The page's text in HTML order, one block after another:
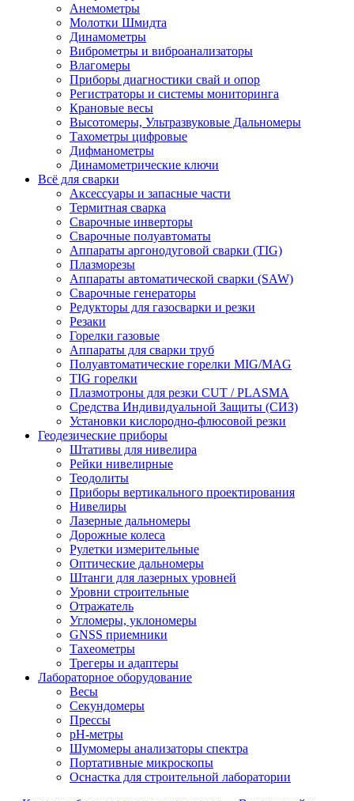
Анемометры
Молотки Шмидта
Динамометры
Виброметры и виброанализаторы
Влагомеры
Приборы диагностики свай и опор
Регистраторы и системы мониторинга
Крановые весы
Высотомеры, Ультразвуковые Дальномеры
Тахометры цифровые
Дифманометры
Динамометрические ключи
Всё для сварки
Аксессуары и запасные части
Термитная сварка
Сварочные инверторы
Сварочные полуавтоматы
Аппараты аргонодуговой сварки (TIG)
Плазморезы
Аппараты автоматической сварки (SAW)
Сварочные генераторы
Редукторы для газосварки и резки
Резаки
Горелки газовые
Аппараты для сварки труб
Полуавтоматические горелки MIG/MAG
TIG горелки
Плазмотроны для резки CUT / PLASMA
Средства Индивидуальной Защиты (СИЗ)
Установки кислородно-флюсовой резки
Геодезические приборы
Штативы для нивелира
Рейки нивелирные
Теодолиты
Приборы вертикального проектирования
Нивелиры
Лазерные дальномеры
Дорожные колеса
Рулетки измерительные
Оптические дальномеры
Штанги для лазерных уровней
Уровни строительные
Отражатель
Угломеры, уклономеры
GNSS приемники
Тахеометры
Трегеры и адаптеры
Лабораторное оборудование
Весы
Секундомеры
Прессы
pH-метры
Шумомеры анализаторы спектра
Портативные микроскопы
Оснастка для строительной лаборатории